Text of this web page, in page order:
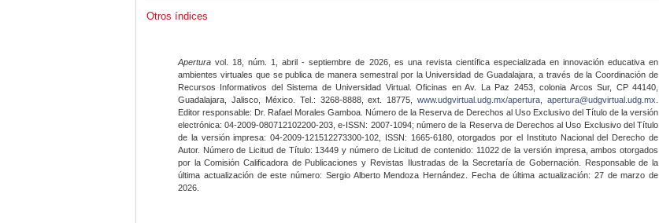
Otros índices
Apertura vol. 18, núm. 1, abril - septiembre de 2026, es una revista científica especializada en innovación educativa en
ambientes virtuales que se publica de manera semestral por la Universidad de Guadalajara, a través de la Coordinación de
Recursos Informativos del Sistema de Universidad Virtual. Oficinas en Av. La Paz 2453, colonia Arcos Sur, CP 44140,
Guadalajara, Jalisco, México. Tel.: 3268-8888, ext. 18775,www.udgvirtual.udg.mx/apertura apertura@udgvirtual.udg.mx
Editor responsable: Dr. Rafael Morales Gamboa. Número de la Reserva de Derechos al Uso Exclusivo del Título de la versión
electrónica: 04-2009-080712102200-203, e-ISSN: 2007-1094; número de la Reserva de Derechos al Uso Exclusivo del Título
de la versión impresa: 04-2009-121512273300-102, ISSN: 1665-6180, otorgados por el Instituto Nacional del Derecho de
Autor. Número de Licitud de Título: 13449 y número de Licitud de contenido: 11022 de la versión impresa, ambos otorgados
por la Comisión Calificadora de Publicaciones y Revistas Ilustradas de la Secretaría de Gobernación. Responsable de la
última actualización de este número: Sergio Alberto Mendoza Hernández. Fecha de última actualización: 27 de marzo de
2026.